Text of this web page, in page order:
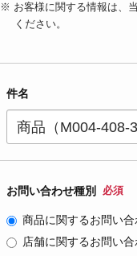
※ お客様に関する情報は、
ください。
件名
お問い合わせ種別 必須
商品に関するお問い合
店舗に関するお問い